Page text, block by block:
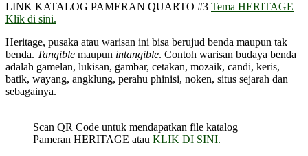
LINK KATALOG PAMERAN QUARTO #3 Tema HERITAGE
Klik di sini.
Heritage, pusaka atau warisan ini bisa berujud benda maupun tak
benda. Tangible maupun intangible. Contoh warisan budaya benda
adalah gamelan, lukisan, gambar, cetakan, mozaik, candi, keris,
batik, wayang, angklung, perahu phinisi, noken, situs sejarah dan
sebagainya.
Scan QR Code untuk mendapatkan file katalog
Pameran HERITAGE atau KLIK DI SINI.